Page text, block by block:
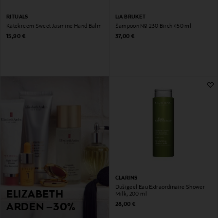
RITUALS
Kätekreem Sweet Jasmine Hand Balm
Original Price
15,90 €
L:A BRUKET
Šampoon № 230 Birch 450 ml
Original Price
37,00 €
ELIZABETH
ARDEN –30%
CLARINS
Dušigeel Eau Extraordinaire Shower
Milk, 200 ml
Original Price
28,00 €